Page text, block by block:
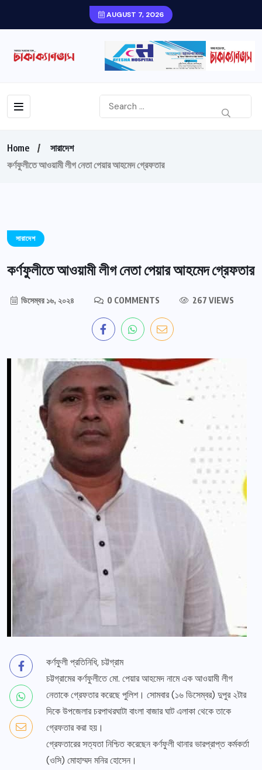
AUGUST 7, 2026
Home
সারাদেশ
কর্ণফুলীতে আওয়ামী লীগ নেতা পেয়ার আহমেদ গ্রেফতার
সারাদেশ
কর্ণফুলীতে আওয়ামী লীগ নেতা পেয়ার আহমেদ গ্রেফতার
ডিসেম্বর ১৬, ২০২৪ 0 COMMENTS 267 VIEWS
কর্ণফুলী প্রতিনিধি, চট্টগ্রাম
চট্টগ্রামের কর্ণফুলীতে মো. পেয়ার আহমেদ নামে এক আওয়ামী লীগ
নেতাকে গ্রেফতার করেছে পুলিশ। সোমবার (১৬ ডিসেম্বর) দুপুর ২টার
দিকে উপজেলার চরপাথরঘাটা বাংলা বাজার ঘাট এলাকা থেকে তাকে
গ্রেফতার করা হয়।
গ্রেফতারের সত্যতা নিশ্চিত করেছেন কর্ণফুলী থানার ভারপ্রাপ্ত কর্মকর্তা
(ওসি) মোহাম্মদ মনির হোসেন।